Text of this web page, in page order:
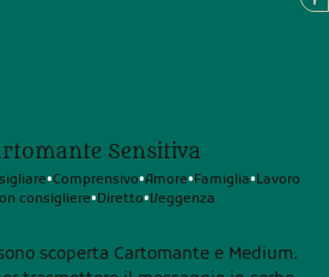
Sensitiva
•Comprensivo•Amore•Famiglia•Lavoro
consigliere•Diretto•Veggenza
scoperta Cartomante e Medium.